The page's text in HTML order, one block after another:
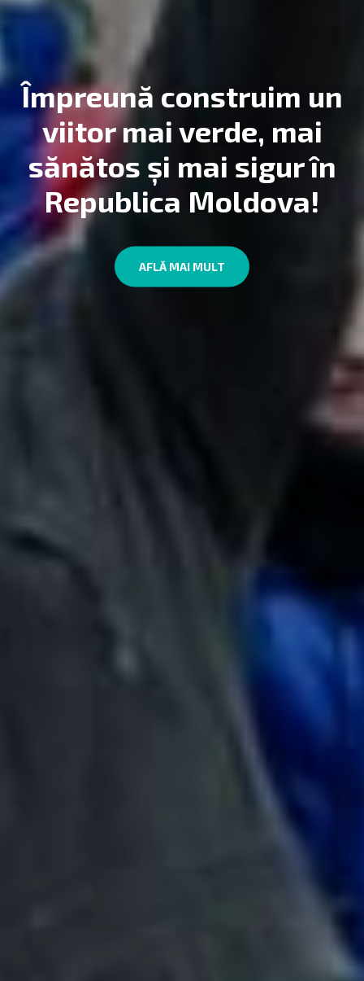
Împreună construim un
viitormai verde, mai
sănătos și mai sigur în
Republica Moldova!
AFLĂ MAI MULT